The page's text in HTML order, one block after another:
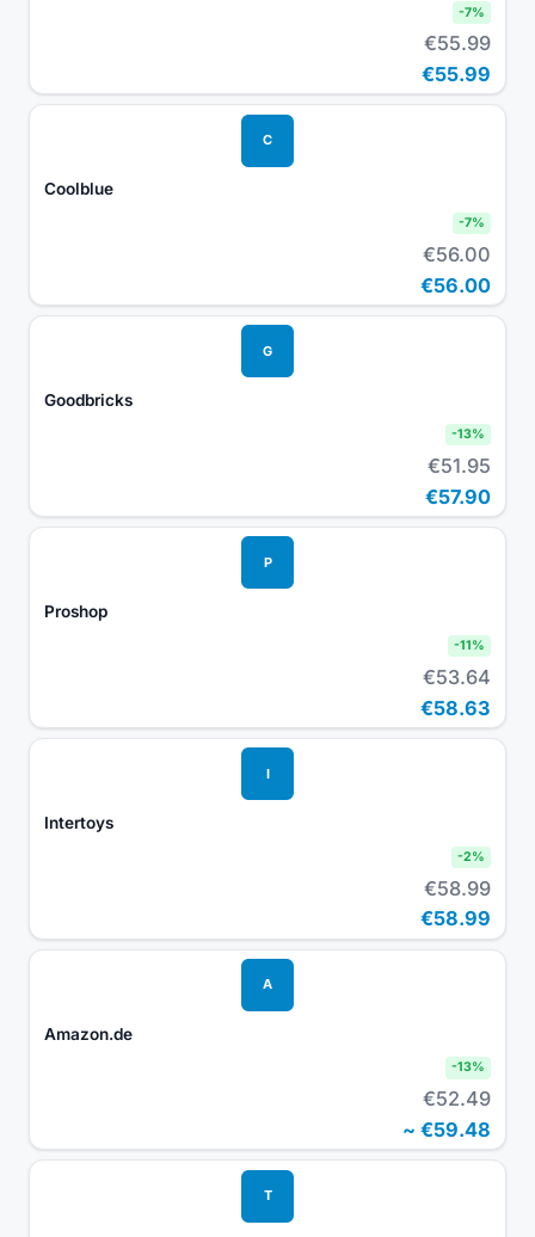
-7%
€55.99
€55.99
C
Coolblue
-7%
€56.00
€56.00
G
Goodbricks
-13%
€51.95
€57.90
P
Proshop
-11%
€53.64
€58.63
I
Intertoys
-2%
€58.99
€58.99
A
Amazon.de
-13%
€52.49
~ €59.48
T